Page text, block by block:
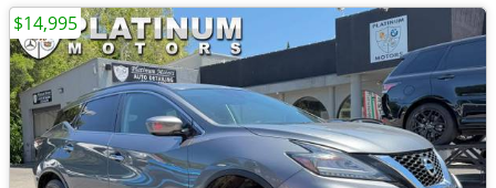
$14,995